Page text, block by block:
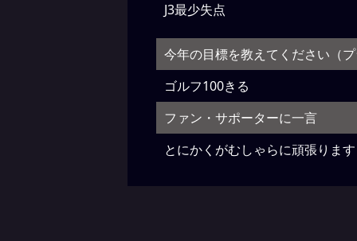
J3最少失点
今年の目標を教えてください（プ
ゴルフ100きる
ファン・サポーターに一言
とにかくがむしゃらに頑張ります